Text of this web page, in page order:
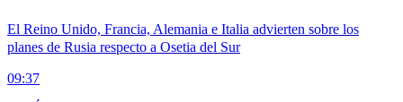
El Reino Unido, Francia, Alemania e Italia advierten sobre los
planes de Rusia respecto a Osetia del Sur
09:37